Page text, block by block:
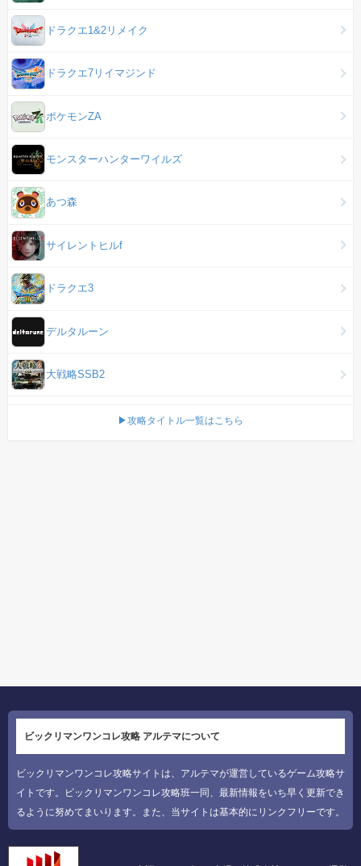
ドラクエ1&2リメイク
ドラクエ7リイマジンド
ポケモンZA
モンスターハンターワイルズ
あつ森
サイレントヒルf
ドラクエ3
デルタルーン
大戦略SSB2
▶攻略タイトル一覧はこちら
ビックリマンワンコレ攻略 アルテマについて
ビックリマンワンコレ攻略サイトは、アルテマが運営しているゲーム攻略サ
イトです。ビックリマンワンコレ攻略班一同、最新情報をいち早く更新でき
るように努めてまいります。また、当サイトは基本的にリンクフリーです。